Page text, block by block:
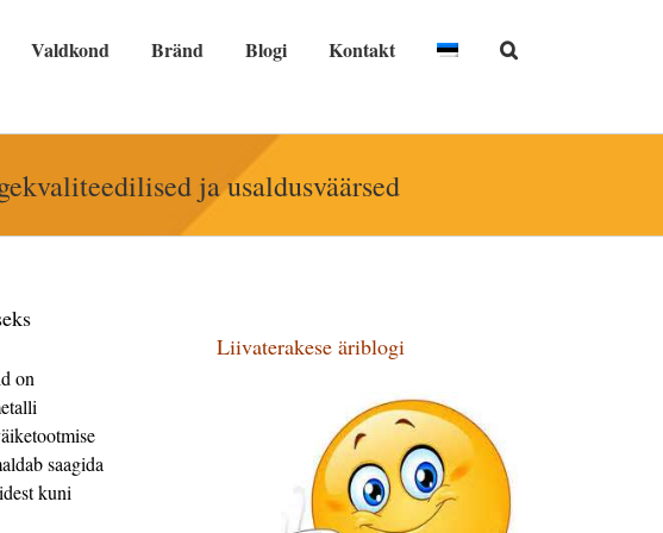
Valdkond Bränd Blogi Kontakt
ja usaldusväärsed
on
saagida
kuni
Liivaterakese äriblogi